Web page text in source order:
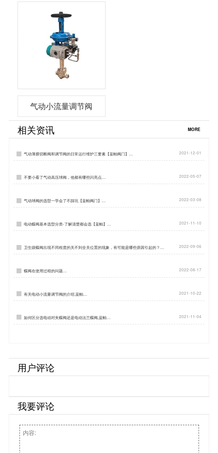
气动小流量调节阀
相关资讯 MORE
气动薄膜切断阀和调节阀的日常运行维护三要素【蓝帕阀门】… 2021-12-01
不要小看了气动高压球阀，他都有哪些闪亮点… 2022-05-07
气动球阀的选型一学会了不踩坑【蓝帕阀门】… 2022-03-08
电动蝶阀基本选型分类-了解清楚都会选【蓝帕】… 2021-11-10
卫生级蝶阀出现不同程度的关不到全关位置的现象，有可能是哪些原因引起的？… 2022-09-06
蝶阀在使用过程的问题… 2022-08-17
有关电动小流量调节阀的介绍,蓝帕… 2021-10-22
如何区分选电动对夹蝶阀还是电动法兰蝶阀,蓝帕… 2021-11-04
用户评论
我要评论